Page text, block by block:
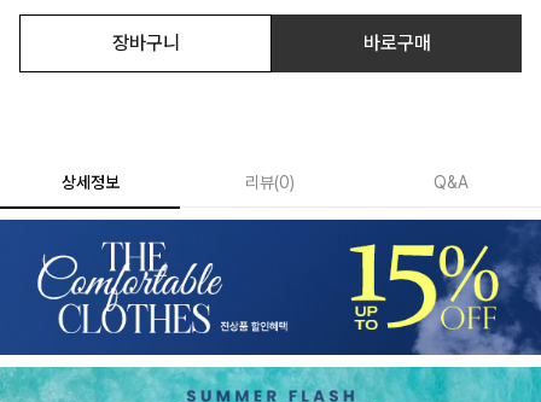
장바구니 바로구매
상세정보 리뷰(0) Q&A